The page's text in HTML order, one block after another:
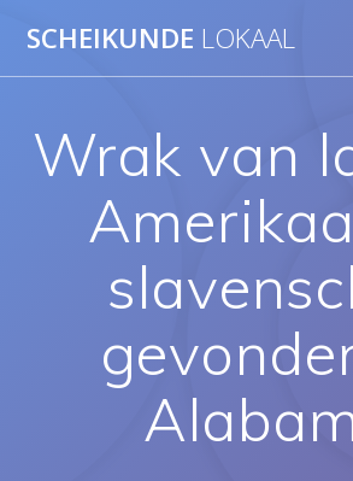
naar
SCHEIKUNDE LOKAAL
Wrak van